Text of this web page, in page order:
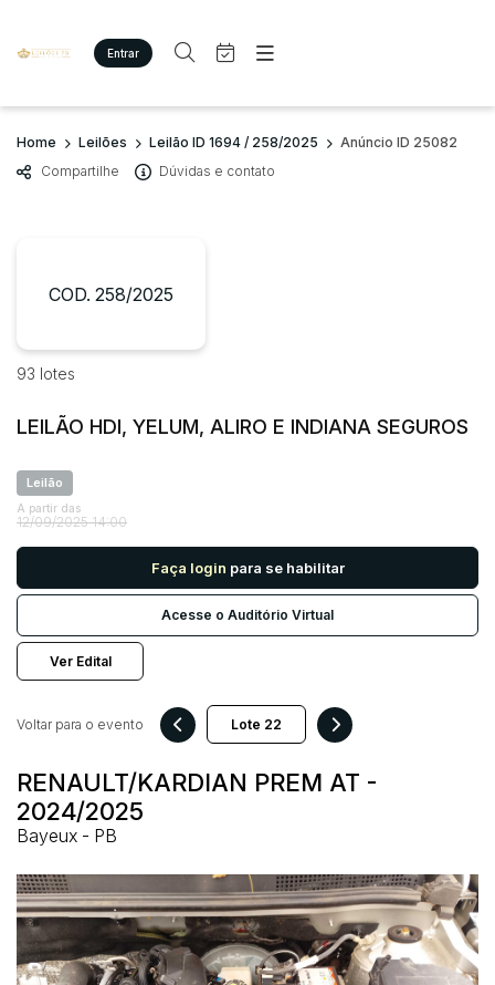
Entrar
Criar conta Entrar
Site
Agenda
Quem Somos
Imóveis
Veículos
Carros
Utilitário
Busca por palavra-chave
Bairro
Judiciais Extrajudiciais
R$
Quem Somos
Home Leilões Leilão ID 1694 / 258/2025
Anúncio ID 25082
Compartilhe
Dúvidas e contato
COD. 258/2025
93 lotes
LEILÃO HDI, YELUM, ALIRO E INDIANA SEGUROS
Leilão
A partir das
12/09/2025 14:00
Faça login para se habilitar
Acesse o Auditório Virtual
Ver Edital
RENAULT/KARDIAN PREM AT -
2024/2025
Bayeux - PB
Voltar para o evento